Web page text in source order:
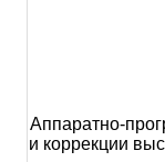
Аппаратно-
и коррекции